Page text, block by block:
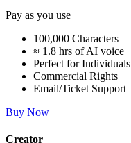
Pay as you use
100,000 Characters
≈ 1.8 hrs of AI voice
Perfect for Individuals
Commercial Rights
Email/Ticket Support
Buy Now
Creator